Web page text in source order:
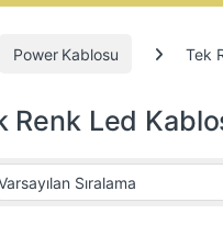
Power Kablosu Tek
Renk Led